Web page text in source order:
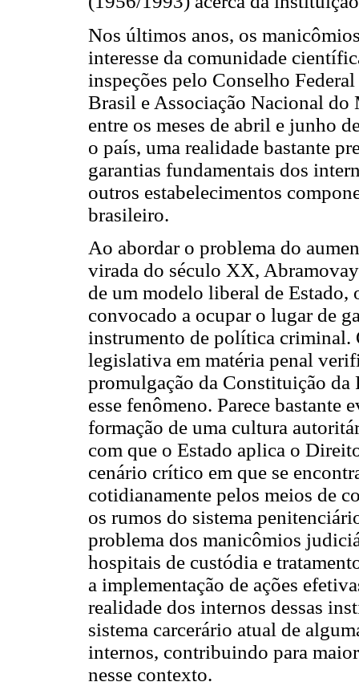
Nos últimos anos, os
interesse da comunidade
inspeções pelo Conselho
Brasil e Associação Nacional do
entre os meses de abril e junho
o país, uma realidade bastante
garantias fundamentais dos
outros estabelecimentos
brasileiro.
Ao abordar o problema do
virada do século XX,
de um modelo liberal de
convocado a ocupar o lugar de
instrumento de política criminal.
legislativa em matéria penal
promulgação da Constituição da
esse fenômeno. Parece bastante
formação de uma cultura
com que o Estado aplica o
cenário crítico em que se
cotidianamente pelos meios de
os rumos do sistema
problema dos manicômios
hospitais de custódia e
a implementação de ações
realidade dos internos dessas
sistema carcerário atual de
internos, contribuindo para
nesse contexto.